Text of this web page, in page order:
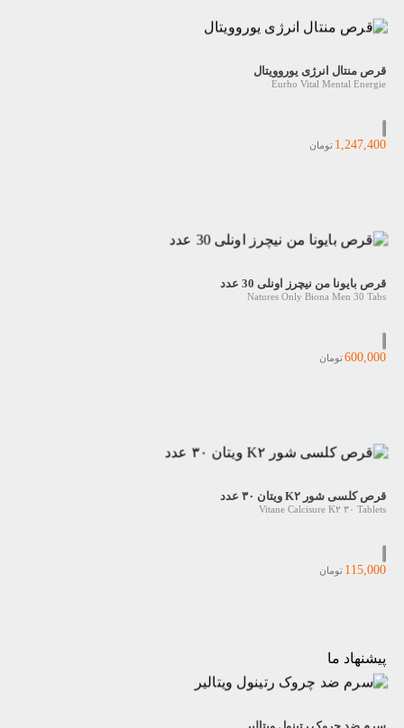
قرص منتال انرژی یوروویتال
Eurho Vital Mental Energie
1,247,400 تومان
قرص بایونا من نیچرز اونلی 30 عدد
Natures Only Biona Men 30 Tabs
600,000تومان
قرص کلسی شور K۲ ویتان ۳۰ عدد
Vitane Calcisure K۲ ۳۰ Tablets
115,000 تومان
پیشنهاد ما